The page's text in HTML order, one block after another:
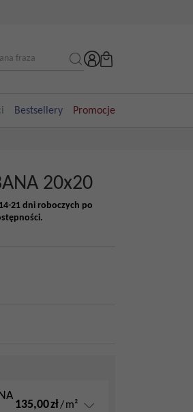
Bestsellery Promocje
20x20
21 dni roboczych po
135,00zł/m²